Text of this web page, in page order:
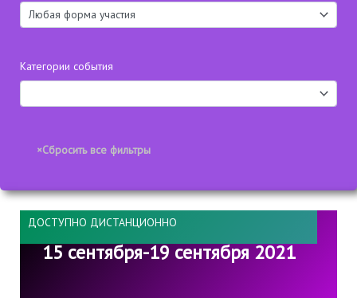
Категории события
ДОСТУПНО ДИСТАНЦИОННО
15 сентября-19 сентября 2021